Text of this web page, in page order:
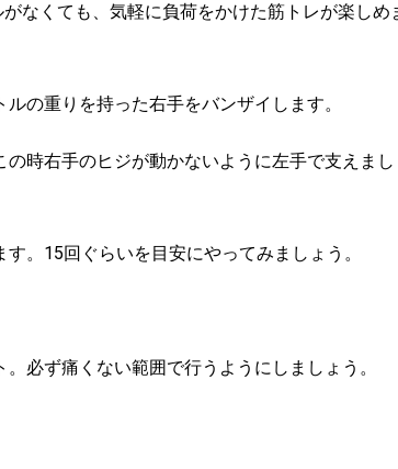
なくても、気軽に負荷をかけた筋トレが楽しめ
の重りを持った右手をバンザイします。
時右手のヒジが動かないように左手で支えまし
。15回ぐらいを目安にやってみましょう。
必ず痛くない範囲で行うようにしましょう。